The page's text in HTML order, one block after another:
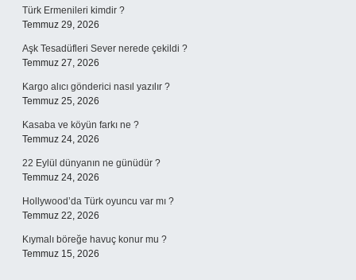
Türk Ermenileri kimdir ?
Temmuz 29, 2026
Aşk Tesadüfleri Sever nerede çekildi ?
Temmuz 27, 2026
Kargo alıcı gönderici nasıl yazılır ?
Temmuz 25, 2026
Kasaba ve köyün farkı ne ?
Temmuz 24, 2026
22 Eylül dünyanın ne günüdür ?
Temmuz 24, 2026
Hollywood’da Türk oyuncu var mı ?
Temmuz 22, 2026
Kıymalı böreğe havuç konur mu ?
Temmuz 15, 2026